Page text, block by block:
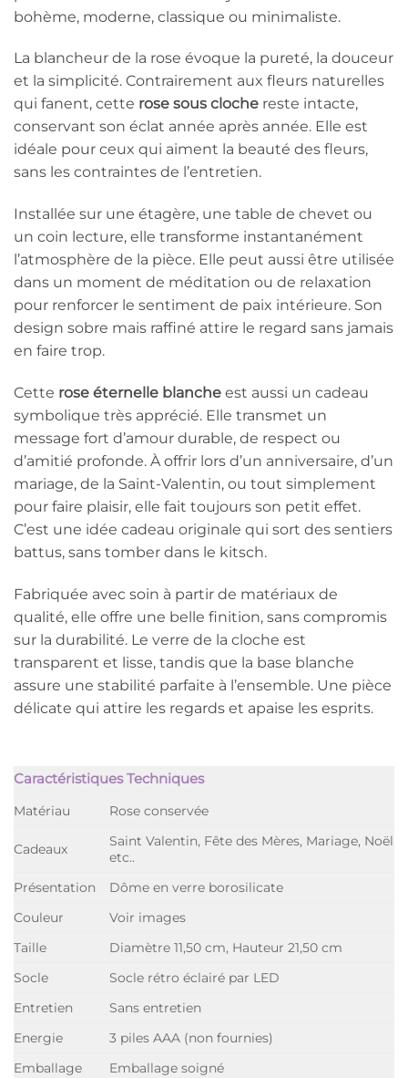
bohème, moderne, classique ou minimaliste.
La blancheur de la rose évoque la pureté, la douceur
et la simplicité. Contrairement aux fleurs naturelles
qui fanent, cette rose sous cloche reste intacte,
conservant son éclat année après année. Elle est
idéale pour ceux qui aiment la beauté des fleurs,
sans les contraintes de l’entretien.
Installée sur une étagère, une table de chevet ou
un coin lecture, elle transforme instantanément
l’atmosphère de la pièce. Elle peut aussi être utilisée
dans un moment de méditation ou de relaxation
pour renforcer le sentiment de paix intérieure. Son
design sobre mais raffiné attire le regard sans jamais
en faire trop.
Cette rose éternelle blanche est aussi un cadeau
symbolique très apprécié. Elle transmet un
message fort d’amour durable, de respect ou
d’amitié profonde. À offrir lors d’un anniversaire, d’un
mariage, de la Saint-Valentin, ou tout simplement
pour faire plaisir, elle fait toujours son petit effet.
C’est une idée cadeau originale qui sort des sentiers
battus, sans tomber dans le kitsch.
Fabriquée avec soin à partir de matériaux de
qualité, elle offre une belle finition, sans compromis
sur la durabilité. Le verre de la cloche est
transparent et lisse, tandis que la base blanche
assure une stabilité parfaite à l’ensemble. Une pièce
délicate qui attire les regards et apaise les esprits.
Caractéristiques Techniques
Matériau Rose conservée
Cadeaux
Saint Valentin, Fête des Mères, Mariage, Noël
etc..
Présentation
Dôme en verre borosilicate
Couleur
Voir images
Taille
Diamètre 11,50 cm, Hauteur 21,50 cm
Socle
Socle rétro éclairé par LED
Entretien
Sans entretien
Energie
3 piles AAA (non fournies)
Emballage
Emballage soigné